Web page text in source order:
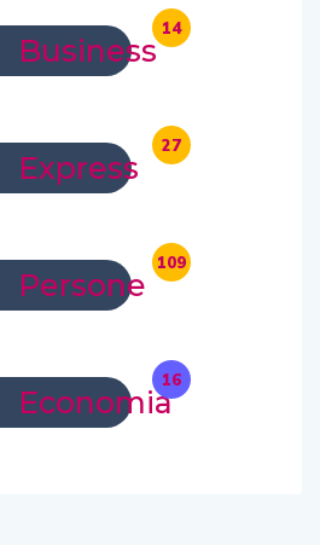
Business
14
Express
27
Persone
109
Economia
16